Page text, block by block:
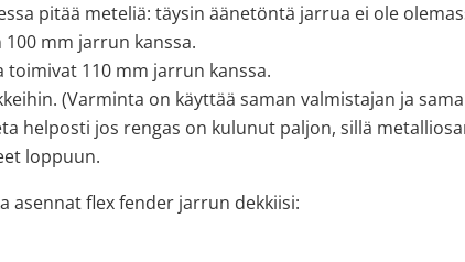
pitää meteliä: täysin äänetöntä jarrua ei ole
mm jarrun kanssa.
toimivat 110 mm jarrun kanssa.
(Varminta on käyttää saman valmistajan ja
helposti jos rengas on kulunut paljon, sillä
loppuun.
asennat flex fender jarrun dekkiisi: